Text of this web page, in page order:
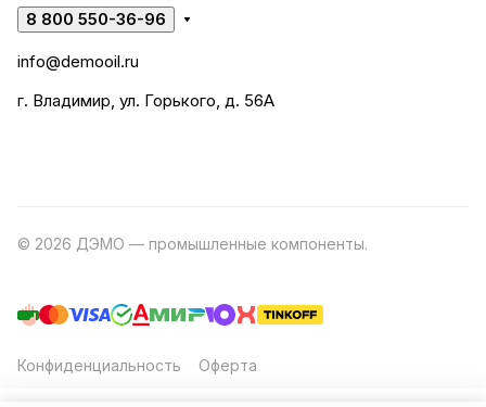
8 800 550-36-96
info@demooil.ru
г. Владимир, ул. Горького, д. 56А
© 2026 ДЭМО — промышленные компоненты.
Конфиденциальность Оферта